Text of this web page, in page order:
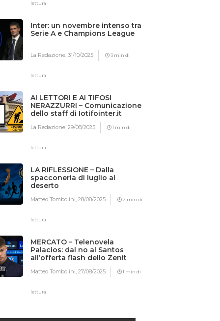
lettura
Inter: un novembre intenso tra
Serie A e Champions League
La Redazione,31/10/2025 3 min di
lettura
AI LETTORI E AI TIFOSI
NERAZZURRI – Comunicazione
dello staff di Iotifointer.it
La Redazione,29/08/2025 1 min di
lettura
LA RIFLESSIONE – Dalla
spacconeria di luglio al
deserto
Matteo Tombolini,28/08/2025 2 min di
lettura
MERCATO – Telenovela
Palacios: dal no al Santos
all’offerta flash dello Zenit
Matteo Tombolini,27/08/2025 1 min di
lettura